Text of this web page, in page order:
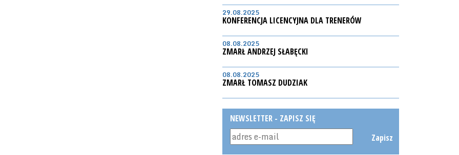
29.08.2025
KONFERENCJA LICENCYJNA DLA TRENERÓW
08.08.2025
ZMARŁ ANDRZEJ SŁABĘCKI
08.08.2025
ZMARŁ TOMASZ DUDZIAK
NEWSLETTER - ZAPISZ SIĘ
Zapisz